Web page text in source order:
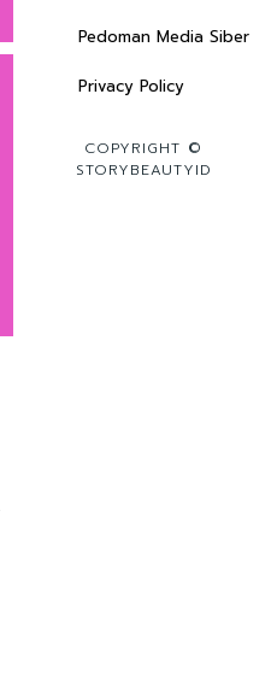
Pedoman Media Siber
Privacy Policy
COPYRIGHT ©
STORYBEAUTYID